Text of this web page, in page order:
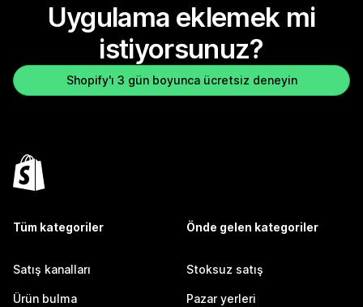
Uygulama eklemek mi
istiyorsunuz?
Shopify'ı 3 gün boyunca ücretsiz deneyin
Tüm kategoriler
Satış kanalları
Ürün bulma
Önde gelen kategoriler
Stoksuz satış
Pazar yerleri